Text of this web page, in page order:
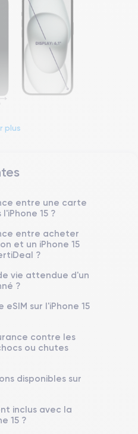
poids iPhone 15
iOS (iOS 26)
Poids
171 g
Résolution écran
2556 x 1179 pixels
Memoire interne
128,256 ,512 Go
plus
entre une carte
15 ?
entre acheter
et un iPhone 15
?
vie attendue d'un
?
sur l'iPhone 15
contre les
ou chutes
disponibles sur
inclus avec la
15 ?